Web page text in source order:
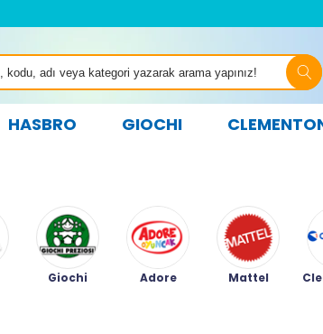
HASBRO GIOCHI
Giochi Adore Mattel